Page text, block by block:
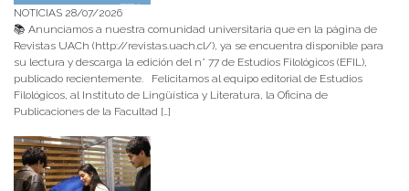
NOTICIAS 28/07/2026
📚 Anunciamos a nuestra comunidad universitaria que en la página de
Revistas UACh (http://revistas.uach.cl/), ya se encuentra disponible para
su lectura y descarga la edición del n° 77 de Estudios Filológicos (EFIL),
publicado recientemente. Felicitamos al equipo editorial de Estudios
Filológicos, al Instituto de Lingüística y Literatura, la Oficina de
Publicaciones de la Facultad […]